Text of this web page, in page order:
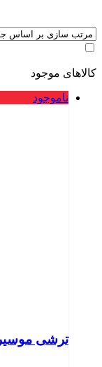
کالاهای موجود
ناموجود
ترشی موسیر